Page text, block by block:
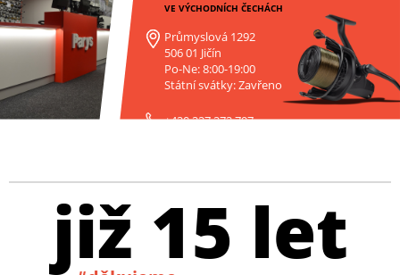
VE VÝCHODNÍCH ČECHÁCH
Průmyslová 1292
506 01 Jičín
Po-Ne: 8:00-19:00
Státní svátky: Zavřeno
+420 227 272 797
již 15 let